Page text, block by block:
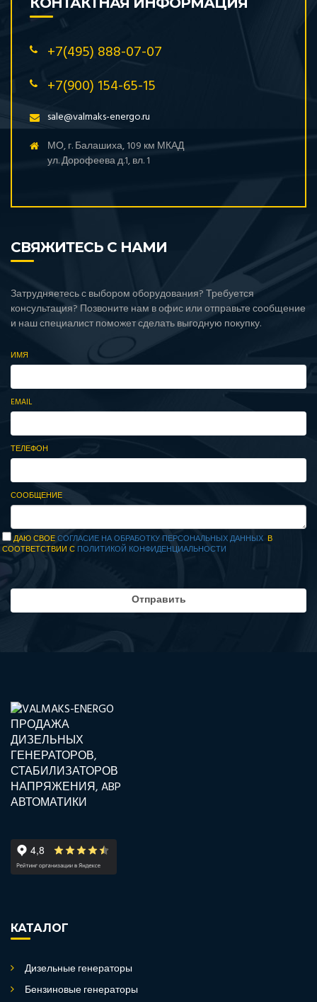
+7(495) 888-07-07
+7(900) 154-65-15
sale@valmaks-energo.ru
МО, г. Балашиха, 109 км МКАД
ул. Дорофеева д.1, вл. 1
СВЯЖИТЕСЬ С НАМИ
Затрудняетесь с выбором оборудования? Требуется
консультация? Позвоните нам в офис или отправьте сообщение
и наш специалист поможет сделать выгодную покупку.
ИМЯ
EMAIL
ТЕЛЕФОН
СООБЩЕНИЕ
ДАЮ СВОЕСОГЛАСИЕ НА ОБРАБОТКУ ПЕРСОНАЛЬНЫХ ДАННЫХ В
СООТВЕТСТВИИ С ПОЛИТИКОЙ КОНФИДЕНЦИАЛЬНОСТИ
КАТАЛОГ
Дизельные генераторы
Бензиновые генераторы